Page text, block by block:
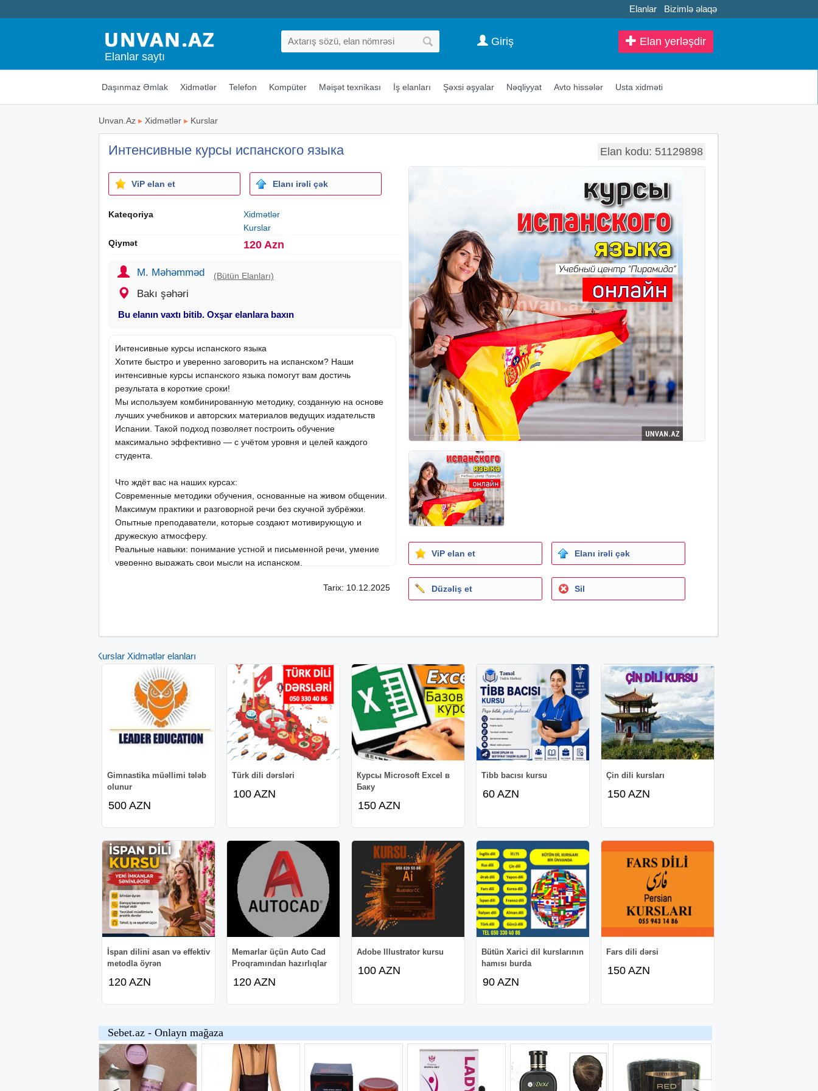
Elanlar Bizimlə əlaqə
Elanlar saytı
Elan yerləşdir
Giriş
Daşınmaz Əmlak Xidmətlər Telefon Kompüter Məişət texnikası İş elanları Şəxsi əşyalar Nəqliyyat Avto hissələr Usta xidməti
Unvan.Az ▸ Xidmətlər ▸ Kurslar
Интенсивные курсы испанского языка Elan kodu: 51129898
ViP elan et Elanı irəli çək
Kateqoriya
Xidmətlər
Kurslar
Qiymət
120 Azn
M. Məhəmməd (Bütün Elanları)
Bakı şəhəri
Bu elanın vaxtı bitib. Oxşar elanlara baxın
Интенсивные курсы испанского языка
Хотите быстро и уверенно заговорить на испанском? Наши
интенсивные курсы испанского языка помогут вам достичь
результата в короткие сроки!
Мы используем комбинированную методику, созданную на основе
лучших учебников и авторских материалов ведущих издательств
Испании. Такой подход позволяет построить обучение
максимально эффективно — с учётом уровня и целей каждого
студента.
Что ждёт вас на наших курсах:
Современные методики обучения, основанные на живом общении.
Максимум практики и разговорной речи без скучной зубрёжки.
Опытные преподаватели, которые создают мотивирующую и
дружескую атмосферу.
Реальные навыки: понимание устной и письменной речи, умение
уверенно выражать свои мысли на испанском.
увлекательным. Именно поэтому наши занятия испанского языка
Tarix: 10.12.2025
ViP elan et Elanı irəli çək
Düzəliş et Sil
Kurslar Xidmətlər elanları
Gimnastika müəllimi tələb
olunur
500 AZN
Türk dili dərsləri
100 AZN
Курсы Microsoft Excel в
Баку
150 AZN
Tibb bacısı kursu
60 AZN
Çin dili kursları
150 AZN
İspan dilini asan və effektiv
metodla öyrən
120 AZN
Memarlar üçün Auto Cad
Proqramından hazırlıqlar
120 AZN
Adobe Illustrator kursu
100 AZN
Bütün Xarici dil kurslarının
hamısı burda
90 AZN
Fars dili dərsi
150 AZN